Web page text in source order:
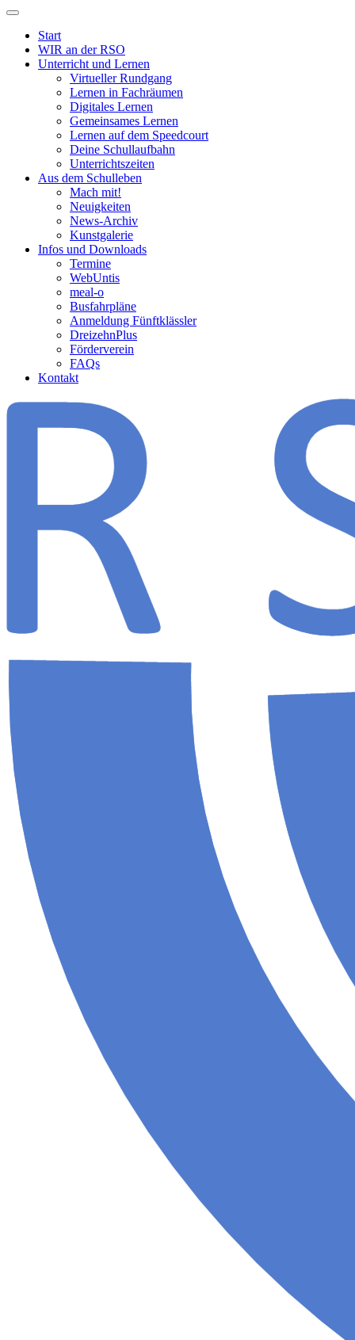
Start
WIR an der RSO
Unterricht und Lernen
Virtueller Rundgang
Lernen in Fachräumen
Digitales Lernen
Gemeinsames Lernen
Lernen auf dem Speedcourt
Deine Schullaufbahn
Unterrichtszeiten
Aus dem Schulleben
Mach mit!
Neuigkeiten
News-Archiv
Kunstgalerie
Infos und Downloads
Termine
WebUntis
meal-o
Busfahrpläne
Anmeldung Fünftklässler
DreizehnPlus
Förderverein
FAQs
Kontakt